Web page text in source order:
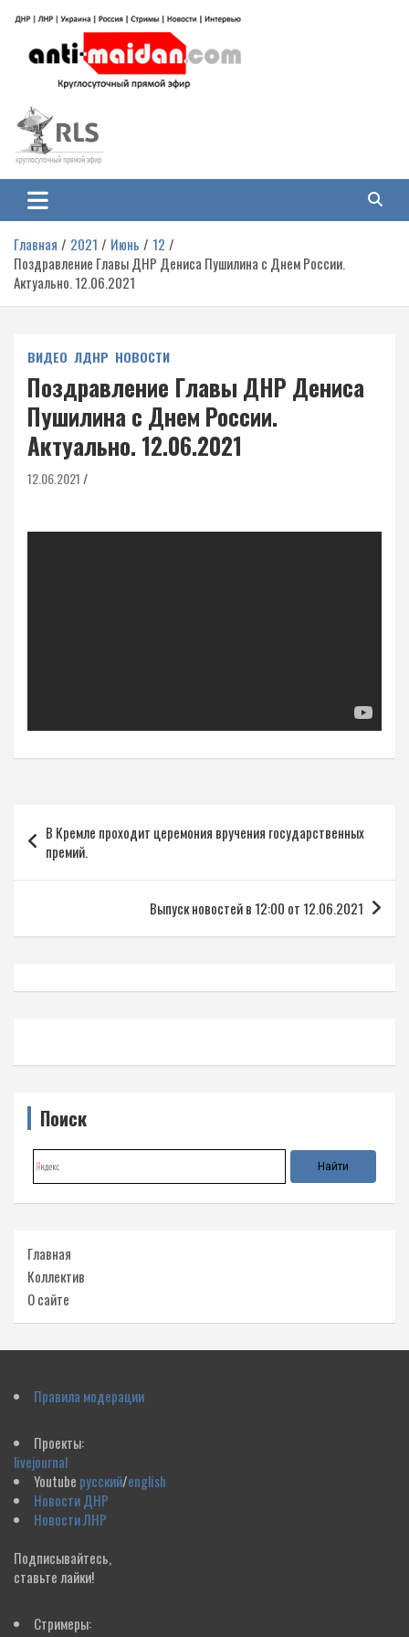
содержимому
Антимайдан: Гражданская война
на Украине
гражданской войне на Украине, включая события в Новороссии, ДНР,
ЛНР и других регионах.
Главная 2021 Июнь
12
Поздравление Главы ДНР Дениса Пушилина с Днем России.
Актуально. 12.06.2021
ВИДЕО ЛДНР НОВОСТИ
Поздравление Главы ДНР Дениса
Пушилина с Днем России.
Актуально. 12.06.2021
12.06.2021
по
записям
В Кремле проходит церемония вручения государственных
премий.
Выпуск новостей в 12:00 от 12.06.2021
Поиск
Главная
Коллектив
О сайте
Правила модерации
Проекты:
livejournal
Youtube русский/english
Новости ДНР
Новости ЛНР
Подписывайтесь,
ставьте лайки!
Стримеры: